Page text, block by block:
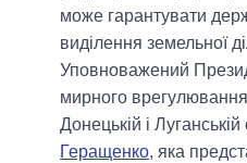
може гарантувати
виділення земельної
Уповноважений
мирного
Донецькій і
Геращенко, яка